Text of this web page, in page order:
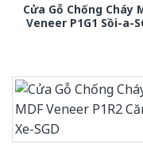
Cửa Gỗ Chống Cháy
Veneer P1G1 Sồi-a-